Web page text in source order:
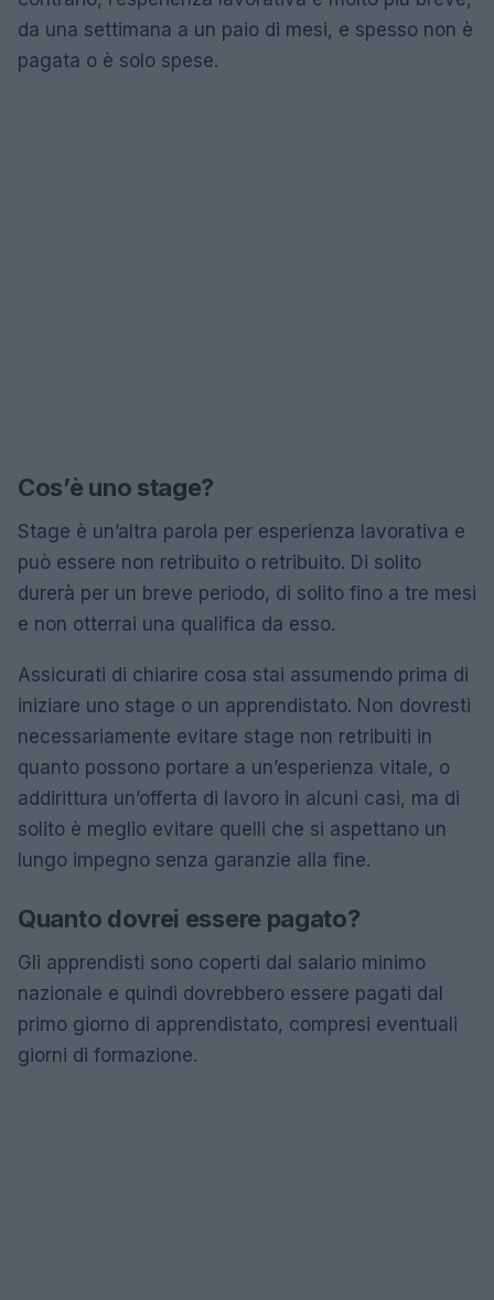
da una settimana a un paio di mesi, e spesso non è
pagata o è solo spese.
Cos’è uno stage?
Stage è un’altra parola per esperienza lavorativa e
può essere non retribuito o retribuito. Di solito
durerà per un breve periodo, di solito fino a tre mesi
e non otterrai una qualifica da esso.
Assicurati di chiarire cosa stai assumendo prima di
iniziare uno stage o un apprendistato. Non dovresti
necessariamente evitare stage non retribuiti in
quanto possono portare a un’esperienza vitale, o
addirittura un’offerta di lavoro in alcuni casi, ma di
solito è meglio evitare quelli che si aspettano un
lungo impegno senza garanzie alla fine.
Quanto dovrei essere pagato?
Gli apprendisti sono coperti dal salario minimo
nazionale e quindi dovrebbero essere pagati dal
primo giorno di apprendistato, compresi eventuali
giorni di formazione.